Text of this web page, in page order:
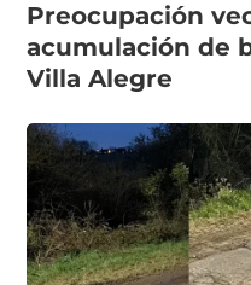
Preocupación
acumulación de
Villa Alegre